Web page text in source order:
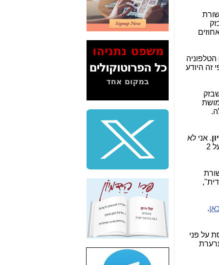
הטלפוניה
זה היודע
. אני לא
על 2
.
על פני
2" על תעלולי השר
משה כחלון -כאן
המשך חשיפת הבלוף
ששמו "מהפיכת
הסלולר" ואיך מסרסים
את הנתונים לציבור -
כאן
סיכום ביקור בסיליקון
משקיעות ומפתחות
באותם תחומים -כאן
שלמה פילבר (עד
לאחרונה מנכ"ל משרד
התקשורת) - עד
מדינה? הצחקתם
"יש אפליה בחקירה"?
חשיפה: למה השר
משה כחלון לא נחקר
עד היום? -
כאן
חשיפת חשד לשחיתות
הדומה לזו של "תיק
הסלולר -כאן